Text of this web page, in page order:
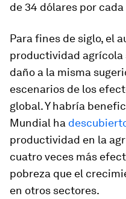
de 34 dólares por
Para fines de siglo, el
productividad agrícola
daño a la misma
escenarios de los
global. Y habría
Mundial ha
productividad en la
cuatro veces más
pobreza que el
en otros sectores.